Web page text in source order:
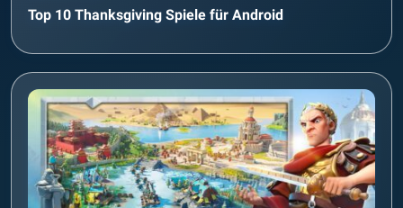
Top 10 Thanksgiving Spiele für Android